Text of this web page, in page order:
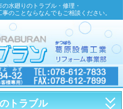
水廻りのトラブル・修理・
のことならなんでもご相談ください。
トラブル